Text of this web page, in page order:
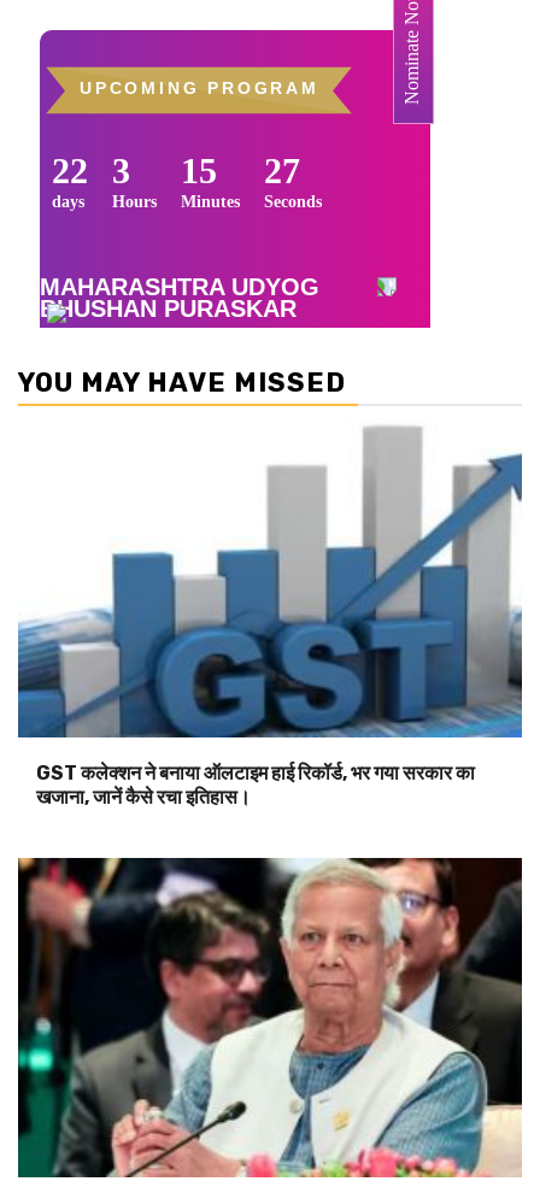
YOU MAY HAVE MISSED
GST कलेक्शन ने बनाया ऑलटाइम हाई रिकॉर्ड, भर गया सरकार का
खजाना, जानें कैसे रचा इतिहास।